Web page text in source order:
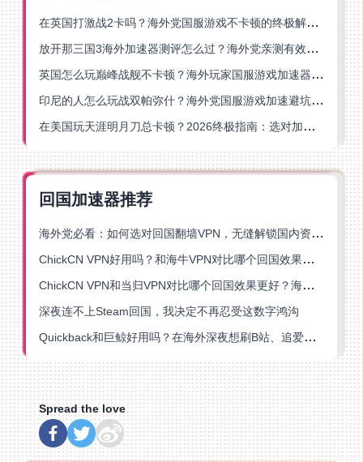
在英国打激战2卡吗？海外党国服游戏不卡顿的终极解决方案
放开那三国3海外加速器测评怎么过？海外党亲测有效的国服游戏加速指南
英国怎么玩巅峰战舰不卡顿？海外玩家国服游戏加速器终极指南
印尼的人怎么玩战双帕弥什？海外党国服游戏加速避坑指南
在美国玩天涯明月刀总卡顿？2026终极指南：选对加速器让你丝滑连招
回国加速器推荐
海外党必看：如何选对回国翻墙VPN，无缝解锁国内资源？
ChickCN VPN好用吗？和海牛VPN对比哪个回国效果更好？
ChickCN VPN和当归VPN对比哪个回国效果更好？海外党亲测后选了它
深夜连不上Steam回国，我决定不再忍受这数字鸿沟
Quickback和巨鲸好用吗？在海外深夜想刷B站、追爱奇艺的你，或许正需要这份答案
Spread the love